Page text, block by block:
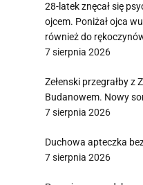
28-latek znęcał się
ojcem. Poniżał ojca
również do
7 sierpnia 2026
Zełenski przegrałby z
Budanowem. Nowy
7 sierpnia 2026
Duchowa apteczka
7 sierpnia 2026